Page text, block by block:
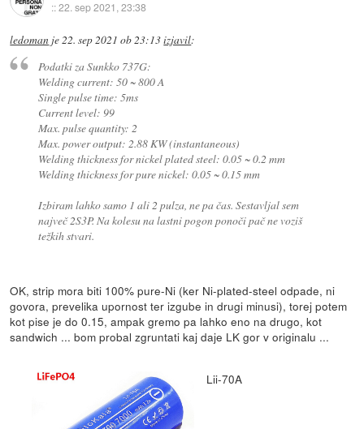
::22. sep 2021, 23:38
ledoman je22. sep 2021 ob 23:13izjavil:
Podatki za Sunkko 737G:
Welding current: 50 ~ 800 A
Single pulse time: 5ms
Current level: 99
Max. pulse quantity: 2
Max. power output: 2.88 KW (instantaneous)
Welding thickness for nickel plated steel: 0.05 ~ 0.2 mm
Welding thickness for pure nickel: 0.05 ~ 0.15 mm
Izbiram lahko samo 1 ali 2 pulza, ne pa čas. Sestavljal sem
največ 2S3P. Na kolesu na lastni pogon ponoči pač ne voziš
težkih stvari.
OK, strip mora biti 100% pure-Ni (ker Ni-plated-steel odpade, ni
govora, prevelika upornost ter izgube in drugi minusi), torej potem
kot pise je do 0.15, ampak gremo pa lahko eno na drugo, kot
sandwich ... bom probal zgruntati kaj daje LK gor v originalu ...
Lii-70A